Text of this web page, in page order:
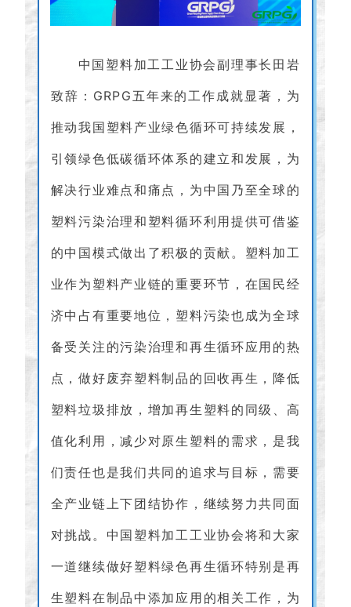
中国塑料加工工业协会副理事长田岩
致辞：GRPG五年来的工作成就显著，为
推动我国塑料产业绿色循环可持续发展，
引领绿色低碳循环体系的建立和发展，为
解决行业难点和痛点，为中国乃至全球的
塑料污染治理和塑料循环利用提供可借鉴
的中国模式做出了积极的贡献。塑料加工
业作为塑料产业链的重要环节，在国民经
济中占有重要地位，塑料污染也成为全球
备受关注的污染治理和再生循环应用的热
点，做好废弃塑料制品的回收再生，降低
塑料垃圾排放，增加再生塑料的同级、高
值化利用，减少对原生塑料的需求，是我
们责任也是我们共同的追求与目标，需要
全产业链上下团结协作，继续努力共同面
对挑战。中国塑料加工工业协会将和大家
一道继续做好塑料绿色再生循环特别是再
生塑料在制品中添加应用的相关工作，为